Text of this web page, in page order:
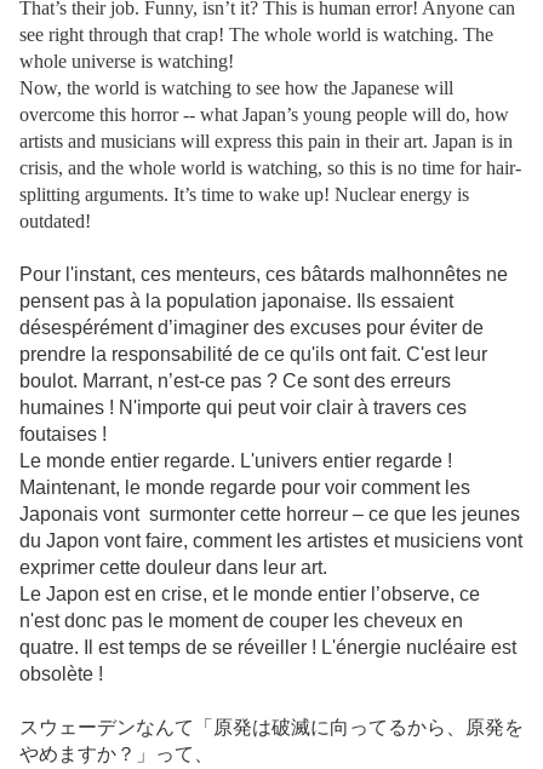
That’s their job. Funny, isn’t it? This is human error! Anyone can
see right through that crap! The whole world is watching. The
whole universe is watching!
Now, the world is watching to see how the Japanese will
overcome this horror -- what Japan’s young people will do, how
artists and musicians will express this pain in their art. Japan is in
crisis, and the whole world is watching, so this is no time for hair-
splitting arguments. It’s time to wake up! Nuclear energy is
outdated!
Pour l'instant, ces menteurs, ces bâtards malhonnêtes ne
pensent pas à la population japonaise. Ils essaient
désespérément d’imaginer des excuses pour éviter de
prendre la responsabilité de ce qu'ils ont fait. C'est leur
boulot. Marrant, n’est-ce pas ? Ce sont des erreurs
humaines ! N'importe qui peut voir clair à travers ces
foutaises !
Le monde entier regarde. L'univers entier regarde !
Maintenant, le monde regarde pour voir comment les
Japonais vont surmonter cette horreur – ce que les jeunes
du Japon vont faire, comment les artistes et musiciens vont
exprimer cette douleur dans leur art.
Le Japon est en crise, et le monde entier l’observe, ce
n'est donc pas le moment de couper les cheveux en
quatre. Il est temps de se réveiller ! L'énergie nucléaire est
obsolète !
スウェーデンなんて「原発は破滅に向ってるから、原発を
やめますか？」って、